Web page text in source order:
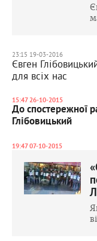
23:15 19-03-2016
Євген
для всіх нас
15:47 26-10-2015
До спостережної
Глібовицький
19:47 07-10-2015